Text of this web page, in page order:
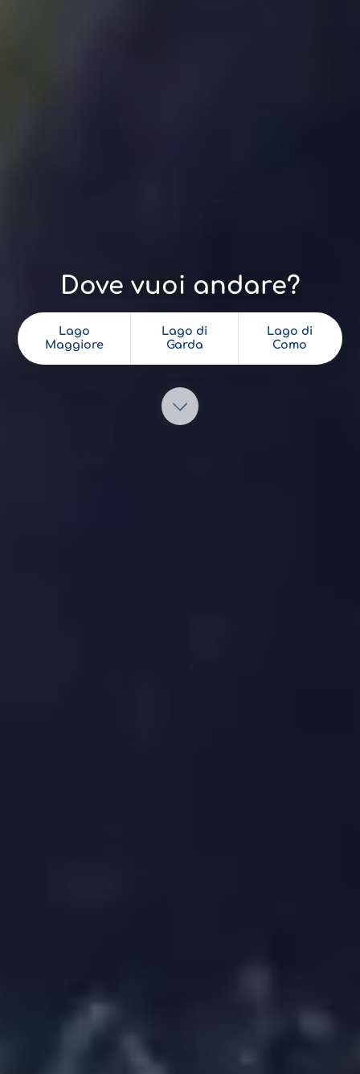
Dove vuoi andare?
Lago
Maggiore
Lago di
Garda
Lago di
Como